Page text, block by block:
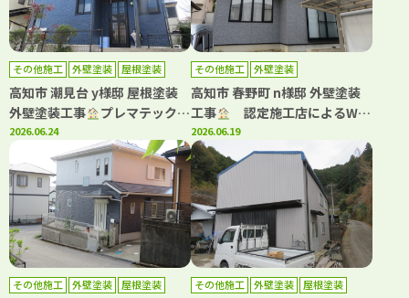
その他施工 外壁塗装 屋根塗装
高知市 潮見台 y様邸 屋根塗装
外壁塗装工事
プレマテックス
の高耐候塗料で塗装しました
(^^)
2026.06.24
その他施工 外壁塗装
高知市 春野町 n様邸 外壁塗装
工事
認定施工店によるWB
アート多彩仕上げで高級感ある
住まいへ！
2026.06.19
その他施工 外壁塗装 屋根塗装 その他施工 外壁塗装 屋根塗装